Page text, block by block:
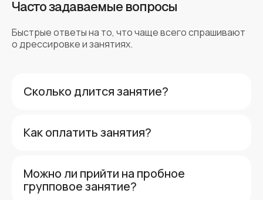
индивидуальный подход и учёба без
наказаний. Если вы хотите собаку-друга, то
курсов и ходим поддерживать форму.
Часто задаваемые вопросы
Быстрые ответы на то, что чаще всего спрашивают
о дрессировке и занятиях.
Сколько длится занятие?
Как оплатить занятия?
Можно ли прийти на пробное
групповое занятие?